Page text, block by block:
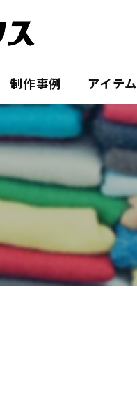
制作事例 アイテム